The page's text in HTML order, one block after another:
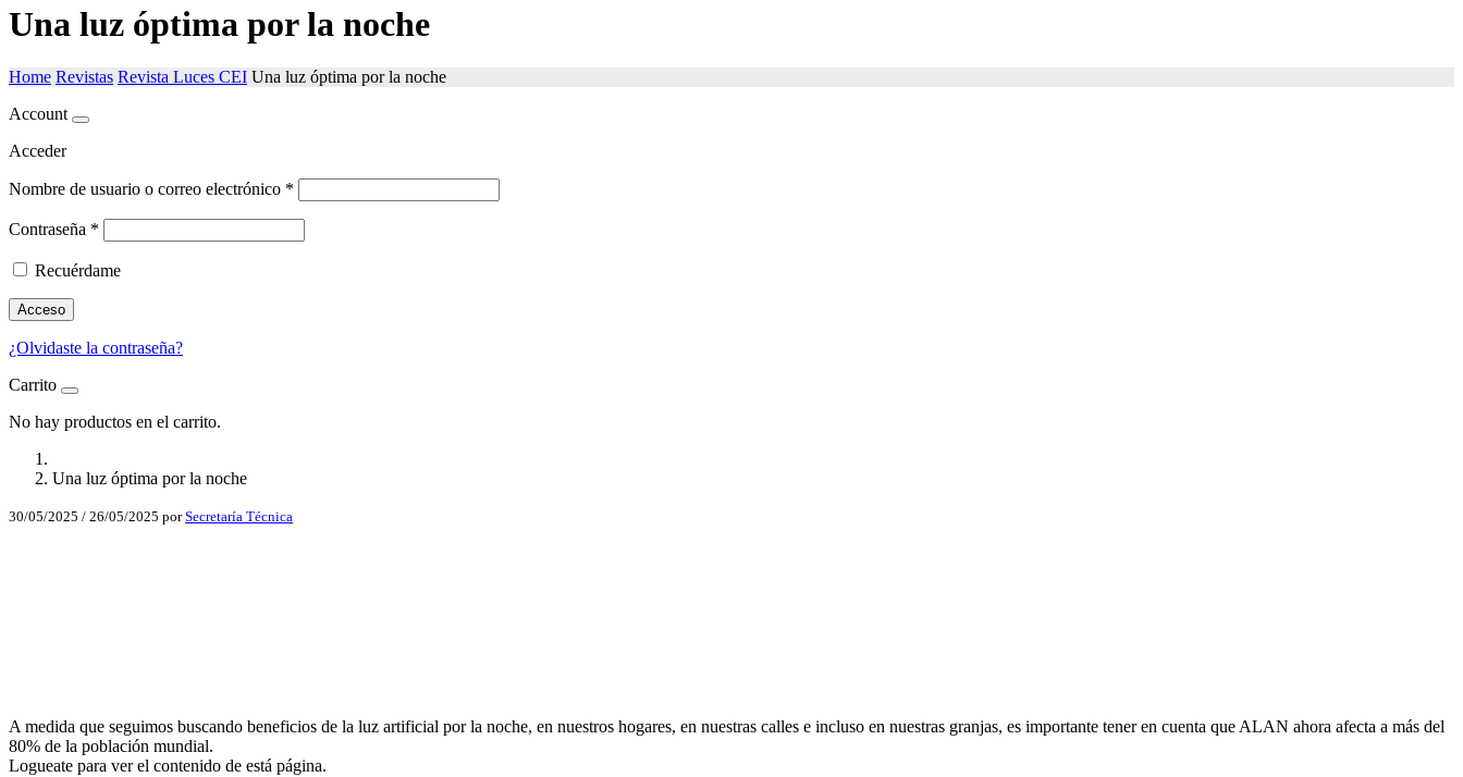
Una luz óptima por la noche
Home Revistas Revista Luces CEI Una luz óptima por la noche
Account
Acceder
Nombre de usuario o correo electrónico *
Contraseña *
Recuérdame
Acceso
¿Olvidaste la contraseña?
Carrito
No hay productos en el carrito.
Una luz óptima por la noche
30/05/2025 / 26/05/2025 porSecretaría Técnica
WhatsApp
A medida que seguimos buscando beneficios de la luz artificial por la noche, en nuestros hogares, en nuestras calles e incluso en nuestras granjas, es importante tener en cuenta que ALAN ahora afecta a más del
80% de la población mundial.
Logueate para ver el contenido de está página.